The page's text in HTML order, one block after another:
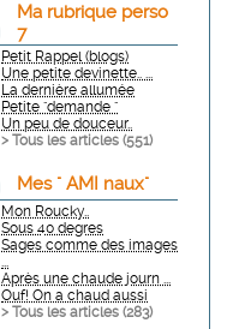
Ma rubrique perso
7
Petit Rappel (blogs)
Une petite devinette.. ...
La dernière allumée
Petite "demande "
Un peu de douceur..
> Tous les articles (551)
Mes " AMI naux"
Mon Roucky..
Sous 40 degres
Sages comme des images
...
Après une chaude journ ...
Ouf! On a chaud aussi
> Tous les articles (283)